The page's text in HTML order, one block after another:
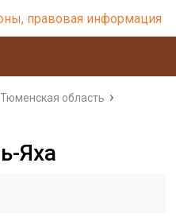
Тюменская область
Яха